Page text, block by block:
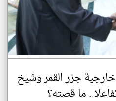
خارجية جزر القمر وشيخ
ما قصته؟